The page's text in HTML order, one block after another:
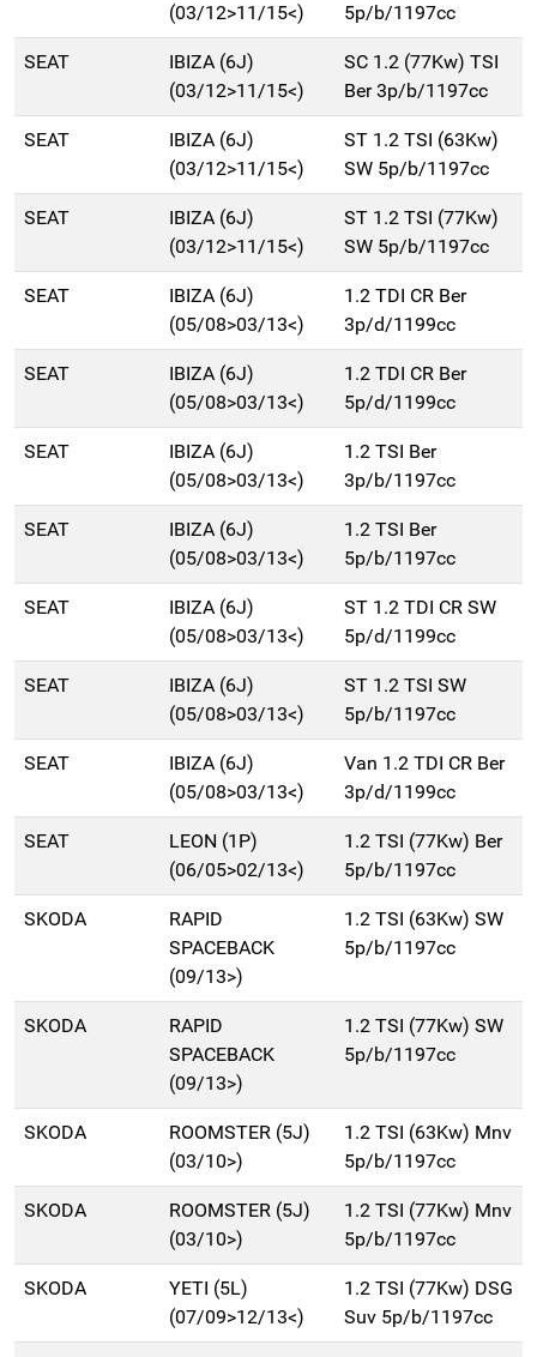
(03/12>11/15<)
5p/b/1197cc
SEAT
IBIZA (6J)
(03/12>11/15<)
SC 1.2 (77Kw) TSI
Ber 3p/b/1197cc
SEAT
IBIZA (6J)
(03/12>11/15<)
ST 1.2 TSI (63Kw)
SW 5p/b/1197cc
SEAT
IBIZA (6J)
(03/12>11/15<)
ST 1.2 TSI (77Kw)
SW 5p/b/1197cc
SEAT
IBIZA (6J)
(05/08>03/13<)
1.2 TDI CR Ber
3p/d/1199cc
SEAT
IBIZA (6J)
(05/08>03/13<)
1.2 TDI CR Ber
5p/d/1199cc
SEAT
IBIZA (6J)
(05/08>03/13<)
1.2 TSI Ber
3p/b/1197cc
SEAT
IBIZA (6J)
(05/08>03/13<)
1.2 TSI Ber
5p/b/1197cc
SEAT
IBIZA (6J)
(05/08>03/13<)
ST 1.2 TDI CR SW
5p/d/1199cc
SEAT
IBIZA (6J)
(05/08>03/13<)
ST 1.2 TSI SW
5p/b/1197cc
SEAT
IBIZA (6J)
(05/08>03/13<)
Van 1.2 TDI CR Ber
3p/d/1199cc
SEAT
LEON (1P)
(06/05>02/13<)
1.2 TSI (77Kw) Ber
5p/b/1197cc
SKODA
RAPID
SPACEBACK
(09/13>)
1.2 TSI (63Kw) SW
5p/b/1197cc
SKODA
RAPID
SPACEBACK
(09/13>)
1.2 TSI (77Kw) SW
5p/b/1197cc
SKODA
ROOMSTER (5J)
(03/10>)
1.2 TSI (63Kw) Mnv
5p/b/1197cc
SKODA
ROOMSTER (5J)
(03/10>)
1.2 TSI (77Kw) Mnv
5p/b/1197cc
SKODA
YETI (5L)
(07/09>12/13<)
1.2 TSI (77Kw) DSG
Suv 5p/b/1197cc